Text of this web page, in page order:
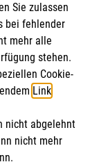
Sie zulassen
bei fehlender
mehr alle
stehen.
Cookie-
Link.
nicht abgelehnt
nicht mehr